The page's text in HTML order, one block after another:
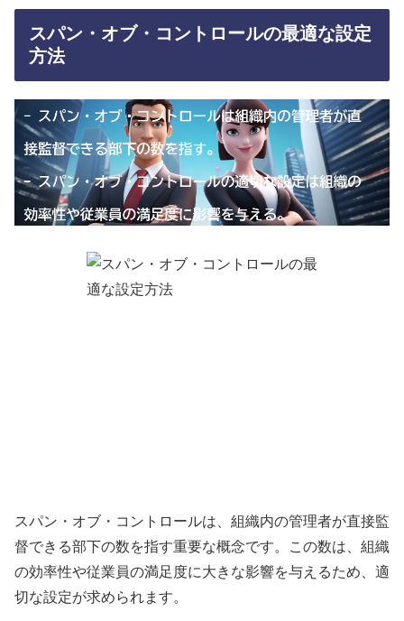
スパン・オブ・コントロールの最適な設定
方法
スパン・オブ・コントロールは、組織内の管理者が直接監
督できる部下の数を指す重要な概念です。この数は、組織
の効率性や従業員の満足度に大きな影響を与えるため、適
切な設定が求められます。